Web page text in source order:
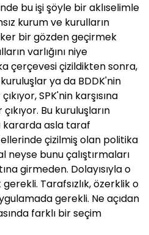
bu işi şöyle bir aklıselimle
kurum ve kurulların
bir gözden geçirmek
varlığını niye
çerçevesi çizildikten sonra,
kuruluşlar ya da BDDK'nin
SPK'nin karşısına
Bu kuruluşların
kararda asla taraf
çizilmiş olan politika
bunu çalıştırmaları
girmeden. Dolayısıyla o
Tarafsızlık, özerklik o
gerekli. Ne açıdan
farklı bir seçim